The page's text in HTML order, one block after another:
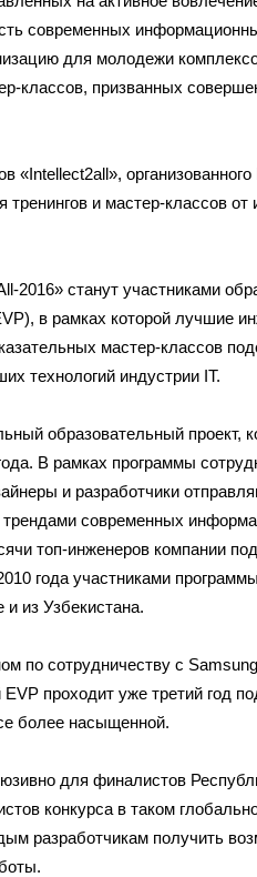
современных
для молодежи
классов, призванных
«Intellect2all»,
и мастер-классов от
2016» станут участниками
в рамках которой лучшие
мастер-классов
технологий индустрии IT.
образовательный проект,
В рамках программы
и разработчики
современных
топ-инженеров компании
года участниками
из Узбекистана.
по сотрудничеству с
проходит уже третий год
более насыщенной.
для финалистов
конкурса в таком
разработчикам получить